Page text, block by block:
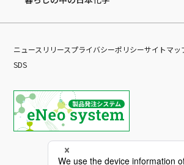
ニュースリリースプライバシーポリシーサイトマッ
SDS